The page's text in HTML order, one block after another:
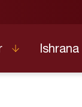
Ishrana